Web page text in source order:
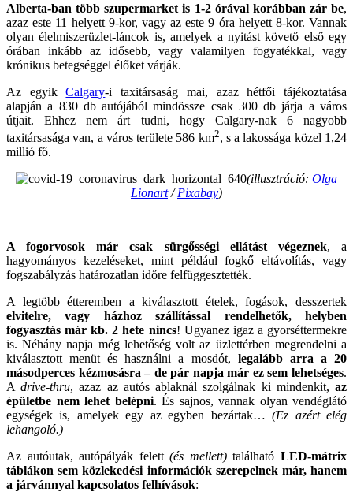
Alberta-ban több szupermarket is 1-2 órával korábban zár be,
azaz este 11 helyett 9-kor, vagy az este 9 óra helyett 8-kor. Vannak
olyan élelmiszerüzlet-láncok is, amelyek a nyitást követő első egy
órában inkább az idősebb, vagy valamilyen fogyatékkal, vagy
krónikus betegséggel élőket várják.
Az egyikCalgary-i taxitársaság mai, azaz hétfői tájékoztatása
alapján a 830 db autójából mindössze csak 300 db járja a város
útjait. Ehhez nem árt tudni, hogy Calgary-nak 6 nagyobb
taxitársasága van, a város területe 586 km2, s a lakossága közel 1,24
millió fő.
(illusztráció: Olga
Lionart/Pixabay)
A fogorvosok már csak sürgősségi ellátást végeznek, a
hagyományos kezeléseket, mint például fogkő eltávolítás, vagy
fogszabályzás határozatlan időre felfüggesztették.
A legtöbb étteremben a kiválasztott ételek, fogások, desszertek
elvitelre, vagy házhoz szállítással rendelhetők, helyben
fogyasztás már kb. 2 hete nincs! Ugyanez igaz a gyorséttermekre
is. Néhány napja még lehetőség volt az üzlettérben megrendelni a
kiválasztott menüt és használni a mosdót, legalább arra a 20
másodperces kézmosásra – de pár napja már ez sem lehetséges.
Adrive-thru, azaz az autós ablaknál szolgálnak ki mindenkit,az
épületbe nem lehet belépni. És sajnos, vannak olyan vendéglátó
egységek is, amelyek egy az egyben bezártak…(Ez azért elég
lehangoló.)
Az autóutak, autópályák felett(és mellett)találhatóLED-mátrix
táblákon sem közlekedési információk szerepelnek már, hanem
a járvánnyal kapcsolatos felhívások: